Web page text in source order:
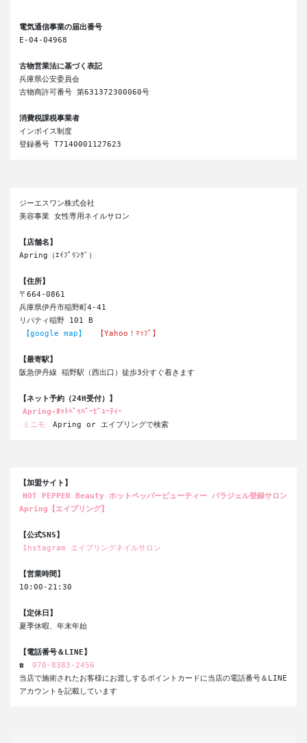
電気通信事業の届出番号
E-04-04968
古物営業法に基づく表記
兵庫県公安委員会
古物商許可番号 第631372300060号
消費税課税事業者
インボイス制度
登録番号 T7140001127623
ジーエスワン株式会社
美容事業 女性専用ネイルサロン
【店舗名】
Apring（ｴｲﾌﾟﾘﾝｸﾞ）
【住所】
〒664-0861
兵庫県伊丹市稲野町4-41
リバティ稲野 101 B
【google map】
【Yahoo！ﾏｯﾌﾟ】
【最寄駅】
阪急伊丹線 稲野駅（西出口）徒歩3分すぐ着きます
【ネット予約（24H受付）】
Apring-ﾎｯﾄﾍﾟｯﾊﾟｰﾋﾞｭｰﾃｨｰ
ミニモ
Apring or エイプリングで検索
【加盟サイト】
HOT PEPPER Beauty ホットペッパーピューティー パラジェル登録サロン
Apring【エイプリング】
【公式SNS】
Instagram エイプリングネイルサロン
【営業時間】
10:00-21:30
【定休日】
夏季休暇、年末年始
【電話番号＆LINE】
☎
070-8383-2456
当店で施術されたお客様にお渡しするポイントカードに当店の電話番号＆LINE
アカウントを記載しています